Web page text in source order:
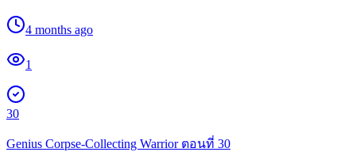
4 months ago
1
30
Genius Corpse-Collecting Warrior ตอนที่ 30